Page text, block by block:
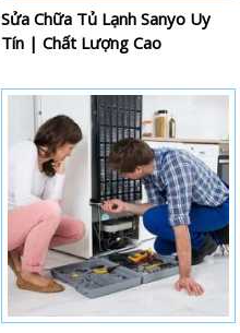
Sửa Chữa Tủ Lạnh Sanyo Uy
Tín | Chất Lượng Cao